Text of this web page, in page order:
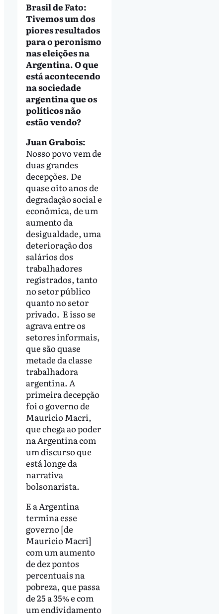
Brasil de Fato:
Tivemos um dos
piores resultados
para o peronismo
nas eleições na
Argentina. O que
está acontecendo
na sociedade
argentina que os
políticos não
estão vendo?
Juan Grabois:
Nosso povo vem de
duas grandes
decepções. De
quase oito anos de
degradação social e
econômica, de um
aumento da
desigualdade, uma
deterioração dos
salários dos
trabalhadores
registrados, tanto
no setor público
quanto no setor
privado. E isso se
agrava entre os
setores informais,
que são quase
metade da classe
trabalhadora
argentina. A
primeira decepção
foi o governo de
Mauricio Macri,
que chega ao poder
na Argentina com
um discurso que
está longe da
narrativa
bolsonarista.
E a Argentina
termina esse
governo [de
Mauricio Macri]
com um aumento
de dez pontos
percentuais na
pobreza, que passa
de 25 a 35% e com
um endividamento